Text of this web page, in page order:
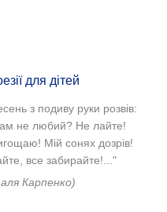
для дітей
з подиву руки розвів:
не любий? Не лайте!
Мій сонях дозрів!
все забирайте!
.."
Карпенко)